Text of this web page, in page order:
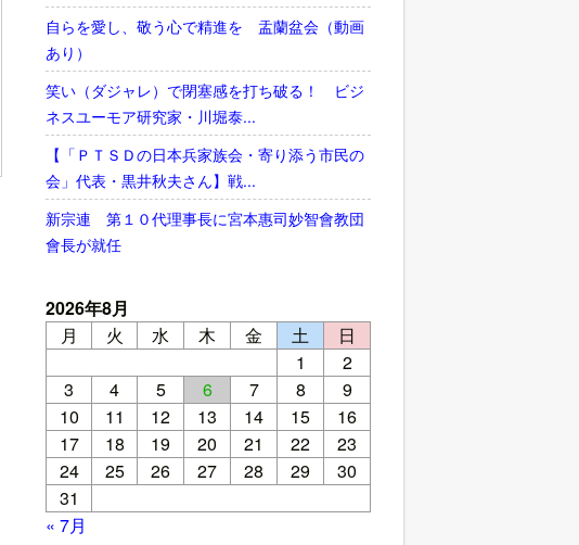
自らを愛し、敬う心で精進を 盂蘭盆会（動画
あり）
笑い（ダジャレ）で閉塞感を打ち破る！ ビジ
ネスユーモア研究家・川堀泰...
【「ＰＴＳＤの日本兵家族会・寄り添う市民の
会」代表・黒井秋夫さん】戦...
新宗連 第１０代理事長に宮本惠司妙智會教団
會長が就任
2026年8月
月
火 水 木 金 土
日
1
2
3
4 5 6 7 8
9
10
11 12 13 14 15
16
17
18 19 20 21 22
23
24
25 26 27 28 29
30
31
« 7月